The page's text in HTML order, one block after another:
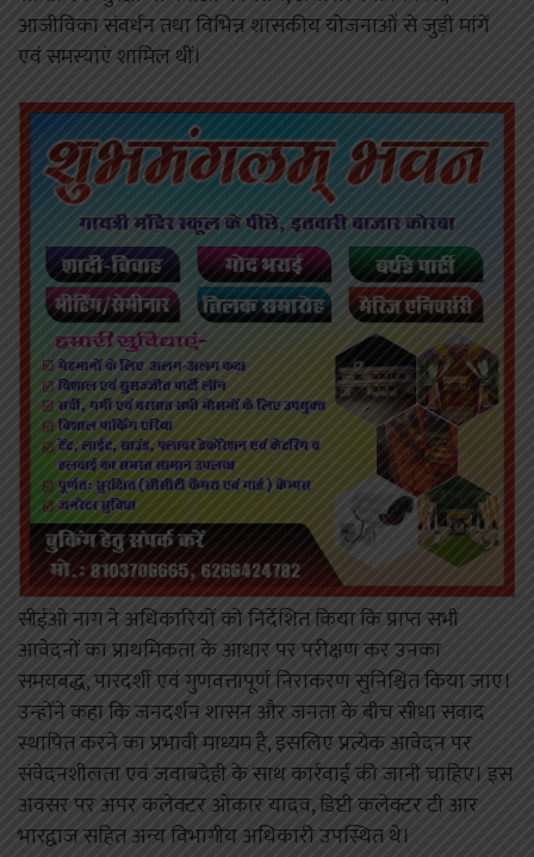
आजीविका संवर्धन तथा विभिन्न शासकीय योजनाओं से जुड़ी मांगें
एवं समस्याएं शामिल थीं।
सीईओ नाग ने अधिकारियों को निर्देशित किया कि प्राप्त सभी
आवेदनों का प्राथमिकता के आधार पर परीक्षण कर उनका
समयबद्ध, पारदर्शी एवं गुणवत्तापूर्ण निराकरण सुनिश्चित किया जाए।
उन्होंने कहा कि जनदर्शन शासन और जनता के बीच सीधा संवाद
स्थापित करने का प्रभावी माध्यम है, इसलिए प्रत्येक आवेदन पर
संवेदनशीलता एवं जवाबदेही के साथ कार्रवाई की जानी चाहिए। इस
अवसर पर अपर कलेक्टर ओंकार यादव, डिप्टी कलेक्टर टी आर
भारद्वाज सहित अन्य विभागीय अधिकारी उपस्थित थे।